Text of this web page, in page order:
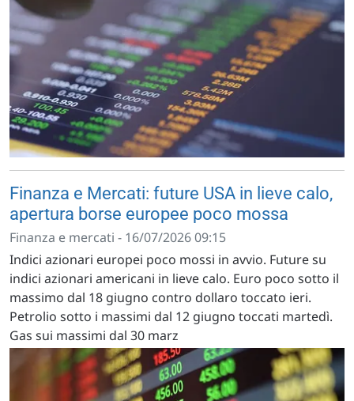
Finanza e Mercati: future USA in lieve calo,
apertura borse europee poco mossa
Finanza e mercati - 16/07/2026 09:15
Indici azionari europei poco mossi in avvio. Future su
indici azionari americani in lieve calo. Euro poco sotto il
massimo dal 18 giugno contro dollaro toccato ieri.
Petrolio sotto i massimi dal 12 giugno toccati martedì.
Gas sui massimi dal 30 marz